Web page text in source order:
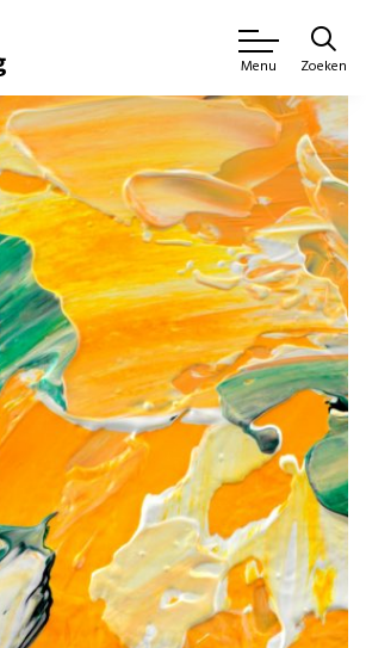
Menu Zoeken